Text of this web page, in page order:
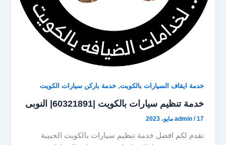
خدمة ايقاف السيارات بالكويت,خدمة باركن سيارات الكويت
خدمة تنظيم سيارات بالكويت |60321891| النوبى
admin /17 مايو، 2023
نقدم لكم افضل خدمة تنظيم سيارات بالكويت الحبيبة